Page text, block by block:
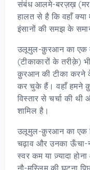
संबंध आलमे-बरज़ख़ (मरने
हालत से है कि वहाँ
इंसानों की समझ के समान
उलूमुल-क़ुरआन का एक
(टीकाकारों के तरीक़े)
क़ुरआन की टीका करने
कर चुके हैं। वहाँ हमने
विस्तार से चर्चा की
शामिल है।
उलूमुल-क़ुरआन का एक
चढ़ाव और उनका ऊँचा-
स्वर कम या ज़्यादा
नौ-मुस्लिम की घटना